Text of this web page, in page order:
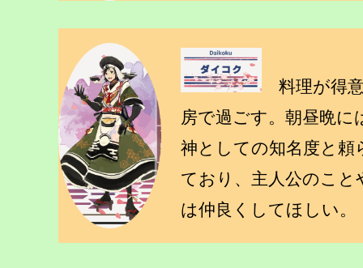
料理が得意
房で過ごす。朝昼晩
神としての知名度と
ており、主人公のこ
は仲良くしてほしい。